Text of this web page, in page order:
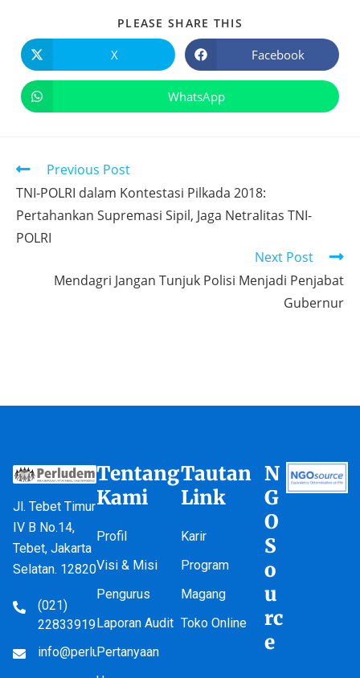
PLEASE SHARE THIS
X Facebook
WhatsApp
Previous Post
TNI-POLRI dalam Kontestasi Pilkada 2018:
Pertahankan Supremasi Sipil, Jaga Netralitas TNI-
POLRI
Next Post
Mendagri Jangan Tunjuk Polisi Menjadi Penjabat
Gubernur
Jl. Tebet Timur
IV B No.14,
Tebet, Jakarta
Selatan. 12820
(021)
22833919
info@perludem.or.id
Tentang
Kami
Profil
Visi & Misi
Pengurus
Laporan Audit
Pertanyaan
Tautan
Link
Karir
Program
Magang
Toko Online
N
G
O
S
o
u
rc
e